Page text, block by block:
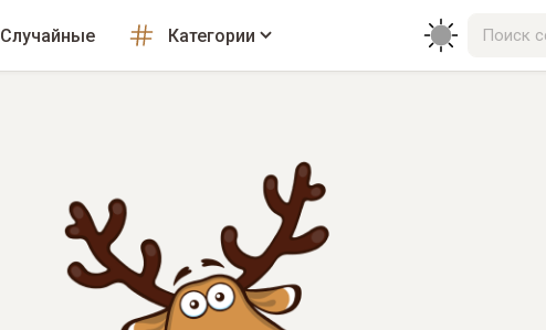
Случайные Категории